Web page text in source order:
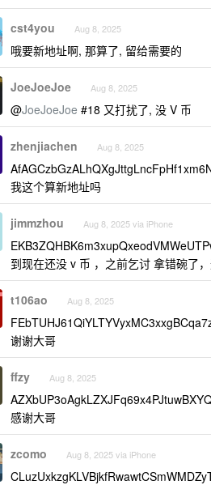
cst4you Aug 8, 2025
哦要新地址啊, 那算了, 留给需要的
JoeJoeJoe Aug 8, 2025
@JoeJoeJoe #18 又打扰了, 没 V 币
zhenjiachen Aug 8, 2025
我这个算新地址吗
jimmzhou Aug 8, 2025 via iPhone
到现在还没 v 币 ，之前乞讨 拿错碗了
t106ao Aug 8, 2025
谢谢大哥
ffzy Aug 8, 2025
感谢大哥
zcomo Aug 8, 2025 via iPhone